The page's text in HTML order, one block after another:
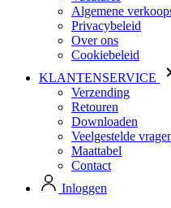
KLANTENSERVICE
Verzending
Retouren
Downloaden
Veelgestelde vragen
Maattabel
Contact
Inloggen